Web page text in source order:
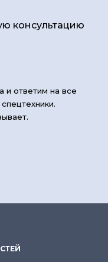
консультацию
и ответим на все